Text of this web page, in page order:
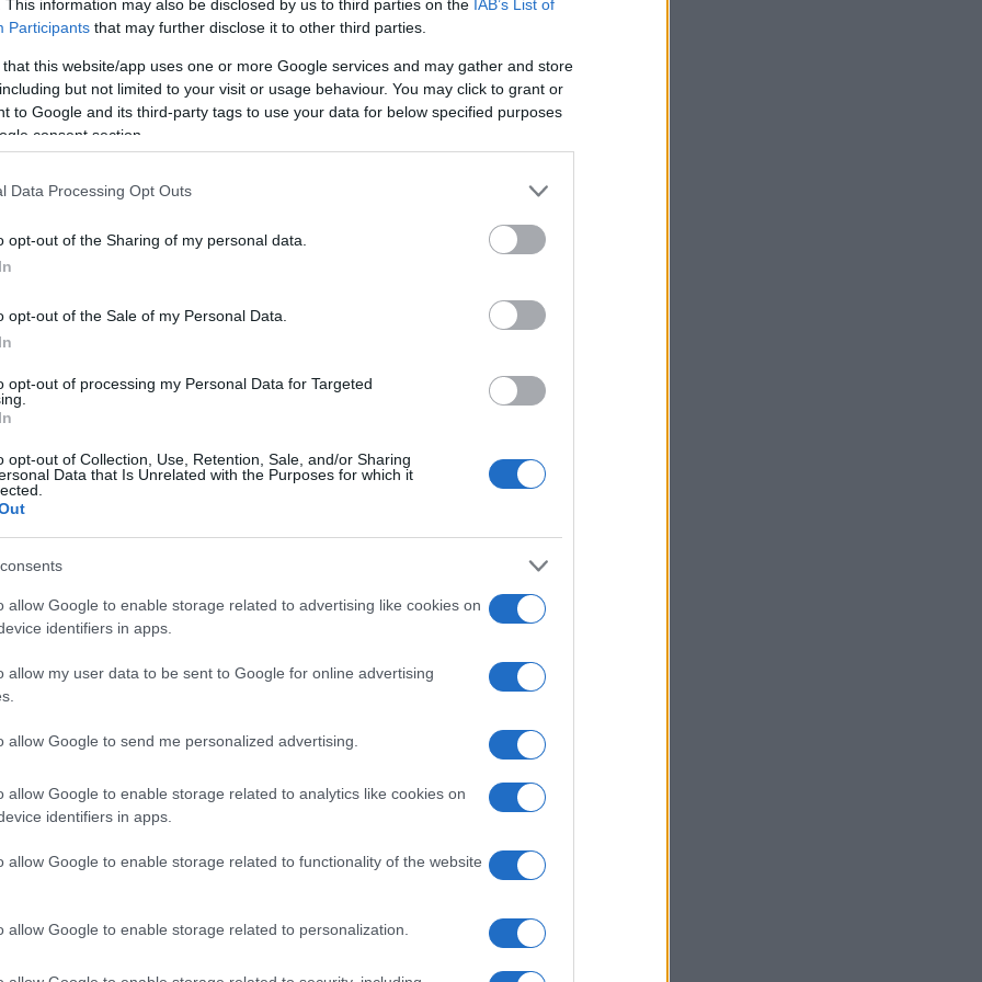
This information may also be disclosed by us to third parties on the IAB’s List of
Participants that may further disclose it to other third parties.
that this website/app uses one or more Google services and may gather and store
but not limited to your visit or usage behaviour. You may click to grant or
to Google and its third-party tags to use your data for below specified purposes
consent section.
Data Processing Opt Outs
opt-out of the Sharing of my personal data.
opt-out of the Sale of my Personal Data.
opt-out of processing my Personal Data for Targeted
opt-out of Collection, Use, Retention, Sale, and/or Sharing
Data that Is Unrelated with the Purposes for which it
allow Google to enable storage related to advertising like cookies on
identifiers in apps.
allow my user data to be sent to Google for online advertising
allow Google to send me personalized advertising.
allow Google to enable storage related to analytics like cookies on
identifiers in apps.
allow Google to enable storage related to functionality of the website
allow Google to enable storage related to personalization.
na finalnej cenie pojazdu.
Zobacz 6 zdjęć
mniej aut, więc muszą
tyle samo, lub więcej
dużo w dobie transformacji w
między innymi z powodu
mechanizm, który od lat
jeszcze dwie rzeczy: wspomniane
kar, związanych ze
substancji. To kolejne euro, które
na finalne ceny samochodów.